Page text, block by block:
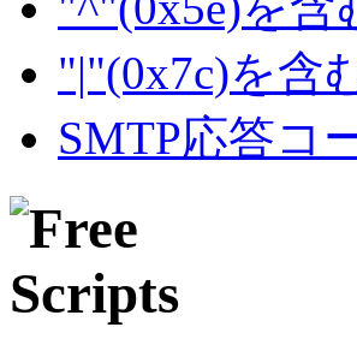
"|"(0x7c)を含
SMTP応答コ